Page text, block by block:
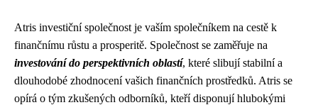
Atris investiční společnost je vaším společníkem na cestě k
finančnímu růstu a prosperitě. Společnost se zaměřuje na
investování do perspektivních oblastí, které slibují stabilní a
dlouhodobé zhodnocení vašich finančních prostředků. Atris se
opírá o tým zkušených odborníků, kteří disponují hlubokými